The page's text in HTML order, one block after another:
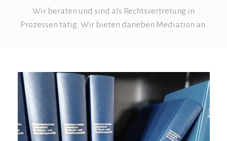
Wir beraten und sind als Rechtsvertretung in
Prozessen tätig. Wir bieten daneben Mediation an.